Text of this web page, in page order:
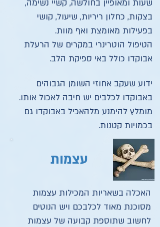
שעות ומאופיין בחולשה, קשיי נשימה,
בצקות, כחלון ריריות, שיעול, קושי
בפעילות מאומצת ואף מוות.
הטיפול הוטרינרי במקרים של הרעלת
אבוקדו כולל באי ספיקת הלב.
ידוע שעקב אחוזי השומן הגבוהים
באבוקדו לכלבים יש חיבה לאכול אותו.
מומלץ להימנע מלהאכיל באבוקדו גם
בכמויות קטנות.
עצמות
האכלה בשאריות המכילות עצמות
מסוכנת מאוד לכלבכם ויש הנוטים
לחשוב שתוספת קבועה של עצמות